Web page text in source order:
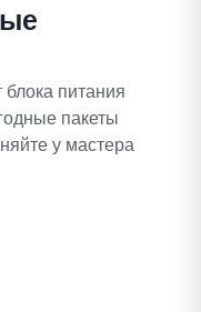
питания
пакеты
у мастера